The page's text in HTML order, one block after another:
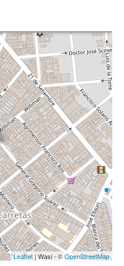
Leaflet | Wasi - ©OpenStreetMap